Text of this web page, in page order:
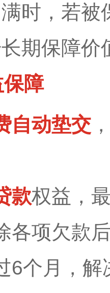
时，若被
期保障价
障
自动垫交
款权益，
各项欠款
6个月，